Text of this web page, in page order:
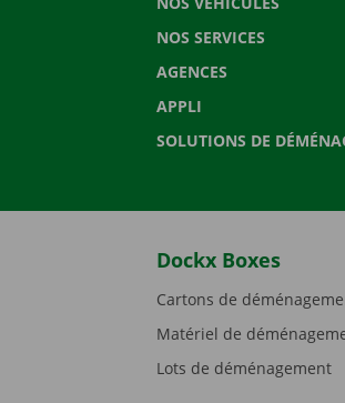
NOS SERVICES
AGENCES
APPLI
SOLUTIONS DE
Dockx Boxes
Cartons de
Matériel de
Lots de déménagement